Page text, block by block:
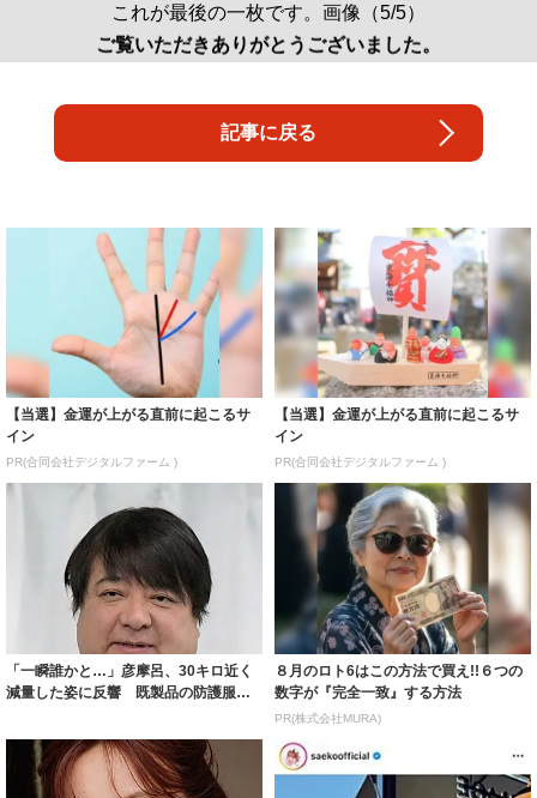
これが最後の一枚です。画像（5/5）
ご覧いただきありがとうございました。
記事に戻る
【当選】金運が上がる直前に起こるサ
イン
PR(合同会社デジタルファーム )
【当選】金運が上がる直前に起こるサ
イン
PR(合同会社デジタルファーム )
「一瞬誰かと…」彦摩呂、30キロ近く
減量した姿に反響 既製品の防護服が
８月のロト6はこの方法で買え!!６つの
数字が『完全一致』する方法
PR(株式会社MURA)